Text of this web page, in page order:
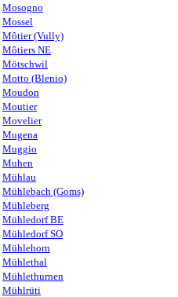
Mosogno
Mossel
Môtier (Vully)
Môtiers NE
Mötschwil
Motto (Blenio)
Moudon
Moutier
Movelier
Mugena
Muggio
Muhen
Mühlau
Mühlebach (Goms)
Mühleberg
Mühledorf BE
Mühledorf SO
Mühlehorn
Mühlethal
Mühlethurnen
Mühlrüti